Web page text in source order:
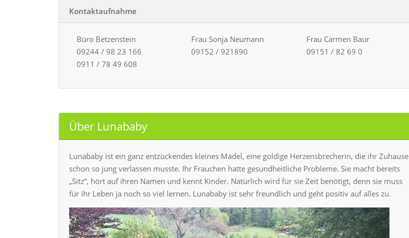
Kontaktaufnahme
Büro Betzenstein
09244 / 98 23 166
0911 / 78 49 608
Frau Sonja Neumann
09152 / 921890
Frau Carmen Baur
09151 / 82 69 0
Über Lunababy
Lunababy ist ein ganz entzückendes kleines Mädel, eine goldige Herzensbrecherin, die ihr Zuhause
schon so jung verlassen musste. Ihr Frauchen hatte gesundheitliche Probleme. Sie macht bereits
„Sitz“, hört auf ihren Namen und kennt Kinder. Natürlich wird für sie Zeit benötigt, denn sie muss
für ihr Leben ja noch so viel lernen. Lunababy ist sehr freundlich und geht positiv auf alles zu.
Video-
Player